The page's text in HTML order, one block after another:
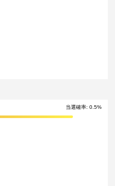
ります。
よりデザインが変更となる可能
キャンセル・返品・交換はいた
問合せいただいた景品の不備、未
ルコンテンツは、出品者が著作
、その他著作権を侵害する行為は
景品がご用意ができなくなる場
入り景品に変更させていただく
メールにてご連絡させていただ
当選確率: 0.5%